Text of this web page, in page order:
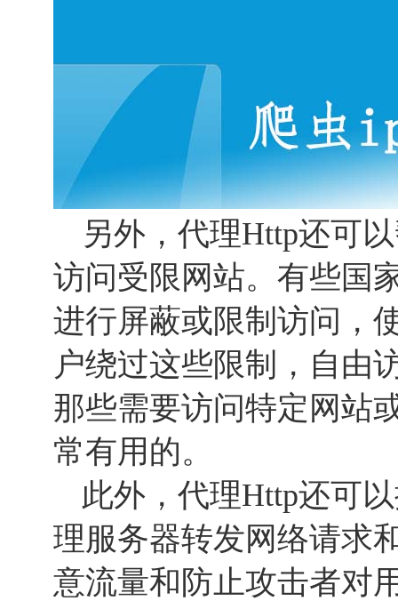
另外，代理Http还可
访问受限网站。有些国
进行屏蔽或限制访问，
户绕过这些限制，自由
那些需要访问特定网站
常有用的。
此外，代理Http还可
理服务器转发网络请求
意流量和防止攻击者对